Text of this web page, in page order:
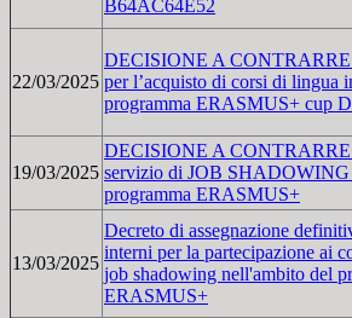
B64AC64E52
22/03/2025
DECISIONE A CONTRARRE
per l’acquisto di corsi di lingua
programma ERASMUS+ cup
19/03/2025
DECISIONE A CONTRARRE
servizio di JOB SHADOWING
programma ERASMUS+
13/03/2025
Decreto di assegnazione
interni per la partecipazione ai
job shadowing nell'ambito del
ERASMUS+